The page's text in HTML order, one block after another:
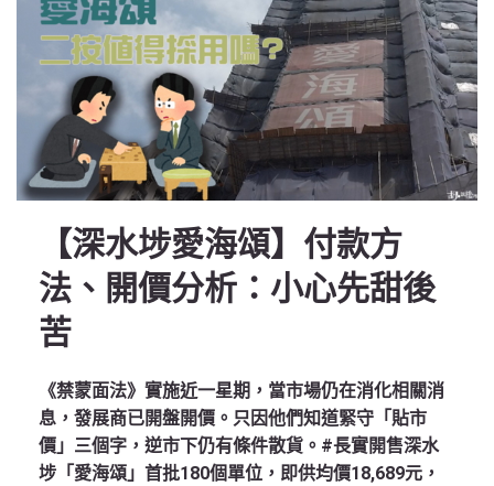
【深水埗愛海頌】付款方
法、開價分析：小心先甜後
苦
《禁蒙面法》實施近一星期，當市場仍在消化相關消
息，發展商已開盤開價。只因他們知道緊守「貼市
價」三個字，逆市下仍有條件散貨。#長實開售深水
埗「愛海頌」首批180個單位，即供均價18,689元，